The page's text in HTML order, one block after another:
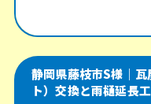
静岡県藤枝市S様｜
ト）交換と雨樋延長